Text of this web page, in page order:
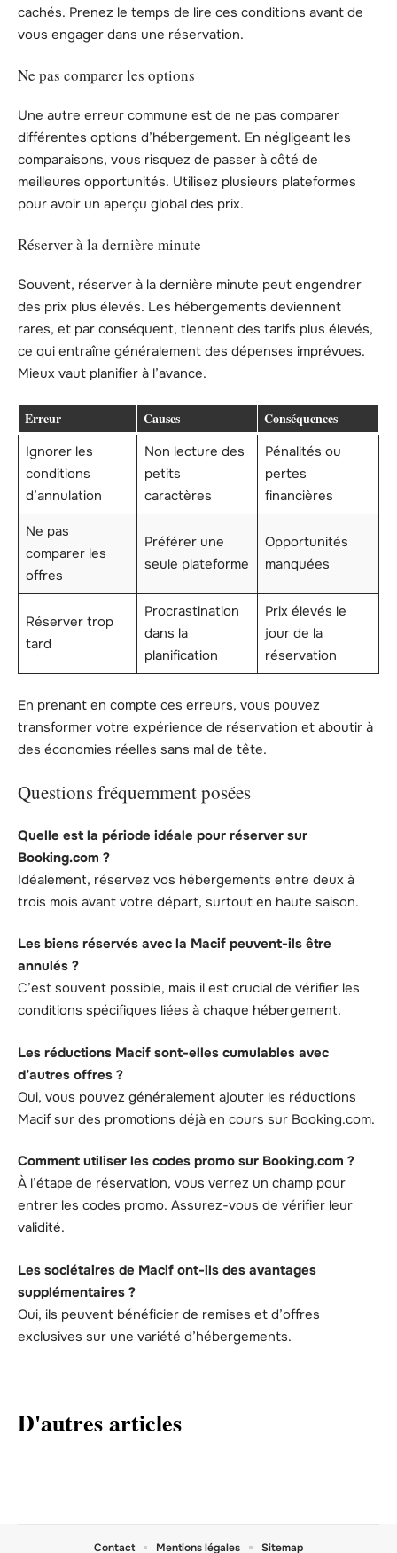
cachés. Prenez le temps de lire ces conditions avant de
vous engager dans une réservation.
Ne pas comparer les options
Une autre erreur commune est de ne pas comparer
différentes options d’hébergement. En négligeant les
comparaisons, vous risquez de passer à côté de
meilleures opportunités. Utilisez plusieurs plateformes
pour avoir un aperçu global des prix.
Réserver à la dernière minute
Souvent, réserver à la dernière minute peut engendrer
des prix plus élevés. Les hébergements deviennent
rares, et par conséquent, tiennent des tarifs plus élevés,
ce qui entraîne généralement des dépenses imprévues.
Mieux vaut planifier à l’avance.
Erreur Causes Conséquences
Ignorer les
conditions
d’annulation
Non lecture des
petits
caractères
Pénalités ou
pertes
financières
Ne pas
comparer les
offres
Préférer une
seule plateforme
Opportunités
manquées
Réserver trop
tard
Procrastination
dans la
planification
Prix élevés le
jour de la
réservation
En prenant en compte ces erreurs, vous pouvez
transformer votre expérience de réservation et aboutir à
des économies réelles sans mal de tête.
Questions fréquemment posées
Quelle est la période idéale pour réserver sur
Booking.com ?
Idéalement, réservez vos hébergements entre deux à
trois mois avant votre départ, surtout en haute saison.
Les biens réservés avec la Macif peuvent-ils être
annulés ?
C’est souvent possible, mais il est crucial de vérifier les
conditions spécifiques liées à chaque hébergement.
Les réductions Macif sont-elles cumulables avec
d’autres offres ?
Oui, vous pouvez généralement ajouter les réductions
Macif sur des promotions déjà en cours sur Booking.com.
Comment utiliser les codes promo sur Booking.com ?
À l’étape de réservation, vous verrez un champ pour
entrer les codes promo. Assurez-vous de vérifier leur
validité.
Les sociétaires de Macif ont-ils des avantages
supplémentaires ?
Oui, ils peuvent bénéficier de remises et d’offres
exclusives sur une variété d’hébergements.
D'autres articles
Contact Mentions légales Sitemap